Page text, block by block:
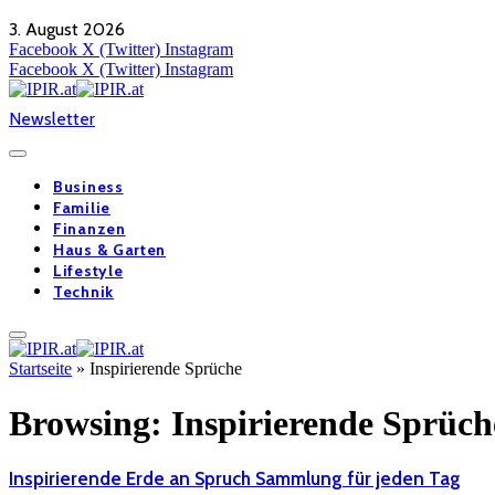
3. August 2026
Facebook X (Twitter) Instagram
Facebook X (Twitter) Instagram
Newsletter
Business
Familie
Finanzen
Haus & Garten
Lifestyle
Technik
Startseite » Inspirierende Sprüche
Browsing: Inspirierende
Inspirierende Erde an Spruch Sammlung für jeden Tag